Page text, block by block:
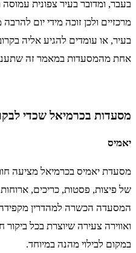
בעבר, ומדובר בעיר צפונית
מרכזיים ולכן זוכה מידי יום
בעיר, או עומדים להגיע אליה
אחת מהמסעדות במאמר זה
מסעדות בכרמיאל שכדי
יאמיס
מסעדת יאמיס בכרמיאל מציעה
של פיצות, פסטות, כריכים,
המסעדה הכשרה למהדרין
ואווירה צעירה שיוצרת בכל
במקום לבילוי מהנה במיוחד.